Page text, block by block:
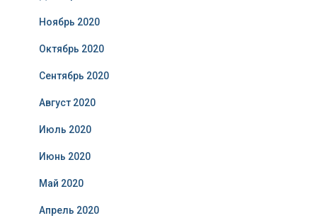
Ноябрь 2020
Октябрь 2020
Сентябрь 2020
Август 2020
Июль 2020
Июнь 2020
Май 2020
Апрель 2020